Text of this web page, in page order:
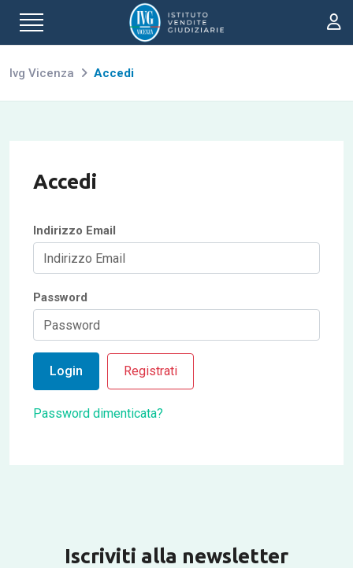
Ivg Vicenza Accedi
Accedi
Indirizzo Email
Password
Login Registrati
Password dimenticata?
Iscriviti alla newsletter